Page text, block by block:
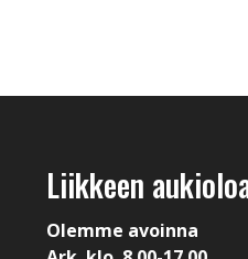
Liikkeen
Olemme avoinna